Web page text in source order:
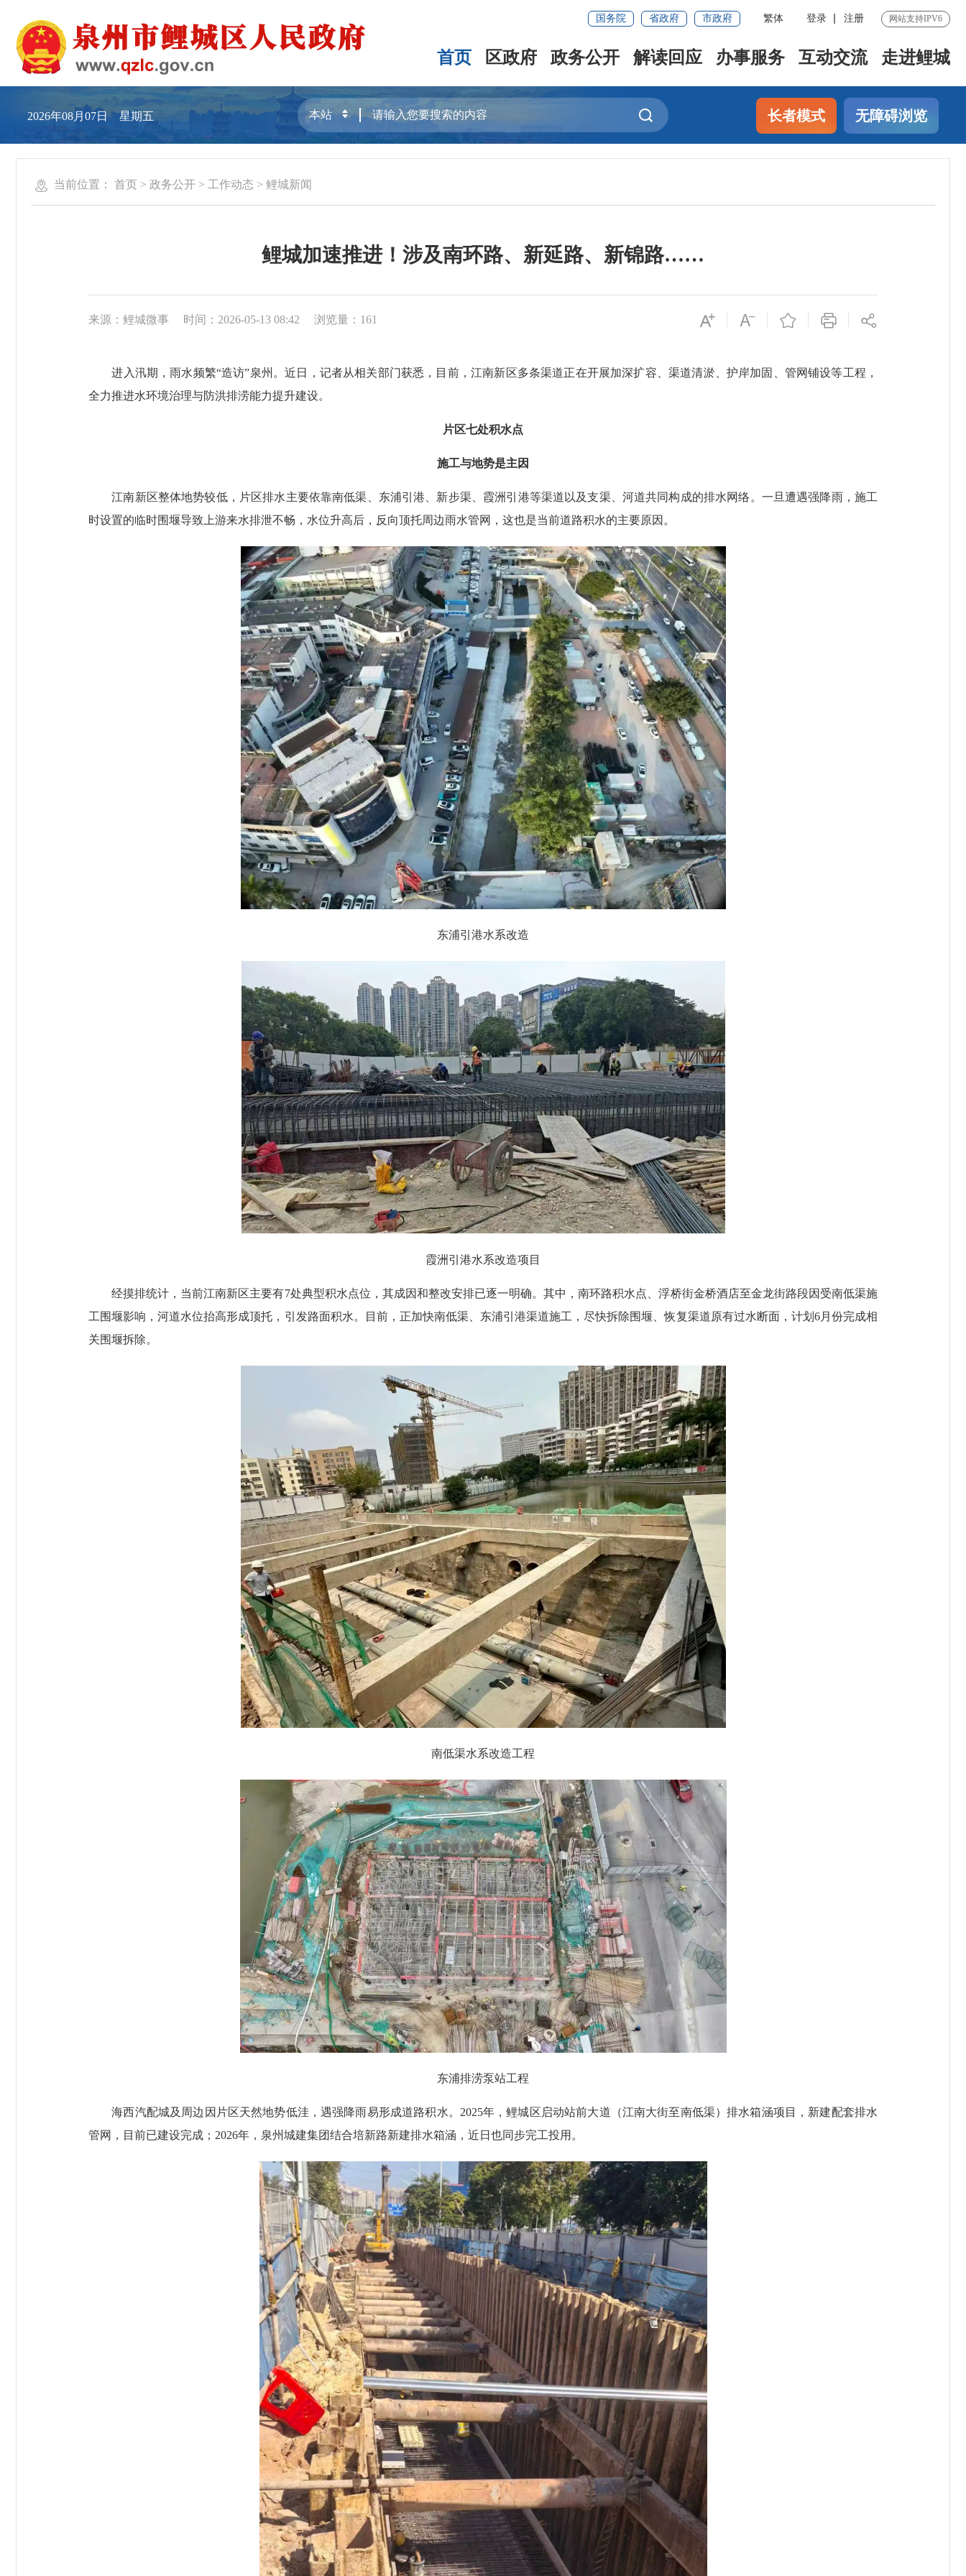
国务院 省政府 市政府 繁体 登录 注册 网站支持IPV6
首页 区政府 政务公开 解读回应 办事服务 互动交流 走进鲤城
2026年08月07日 星期五 长者模式 无障碍浏览
当前位置： 首页 > 政务公开 > 工作动态 > 鲤城新闻
鲤城加速推进！涉及南环路、新延路、新锦路……
来源：鲤城微事 时间：2026-05-13 08:42 浏览量： 161
进入汛期，雨水频繁“造访”泉州。近日，记者从相关部门获悉，目前，江南新区多条渠道正在开展加深扩容、渠道清淤、护岸加固、管网铺设等工程，
全力推进水环境治理与防洪排涝能力提升建设。
片区七处积水点
施工与地势是主因
江南新区整体地势较低，片区排水主要依靠南低渠、东浦引港、新步渠、霞洲引港等渠道以及支渠、河道共同构成的排水网络。一旦遭遇强降雨，施工
时设置的临时围堰导致上游来水排泄不畅，水位升高后，反向顶托周边雨水管网，这也是当前道路积水的主要原因。
东浦引港水系改造
霞洲引港水系改造项目
经摸排统计，当前江南新区主要有7处典型积水点位，其成因和整改安排已逐一明确。其中，南环路积水点、浮桥街金桥酒店至金龙街路段因受南低渠施
工围堰影响，河道水位抬高形成顶托，引发路面积水。目前，正加快南低渠、东浦引港渠道施工，尽快拆除围堰、恢复渠道原有过水断面，计划6月份完成相
关围堰拆除。
南低渠水系改造工程
东浦排涝泵站工程
海西汽配城及周边因片区天然地势低洼，遇强降雨易形成道路积水。2025年，鲤城区启动站前大道（江南大街至南低渠）排水箱涵项目，新建配套排水
管网，目前已建设完成；2026年，泉州城建集团结合培新路新建排水箱涵，近日也同步完工投用。